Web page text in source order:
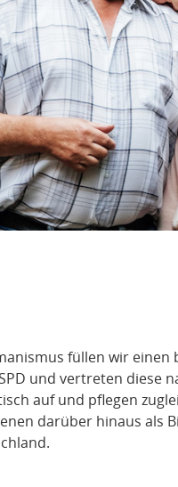
füllen wir
und vertreten diese
auf und pflegen
darüber hinaus als